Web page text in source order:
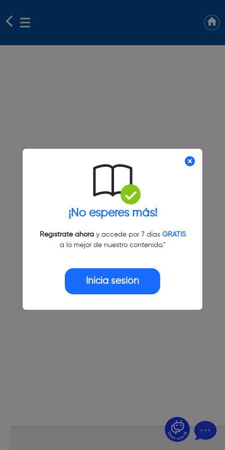
¡No esperes más!
Regístrate ahoray accede por 7 días GRATIS
a lo mejor de nuestro contenido."
Inicia sesión